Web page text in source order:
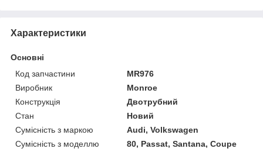
Характеристики
Основні
Код запчастини
MR976
Виробник
Monroe
Конструкція
Двотрубний
Стан
Новий
Сумісність з маркою
Audi, Volkswagen
Сумісність з моделлю
80, Passat, Santana, Coupe